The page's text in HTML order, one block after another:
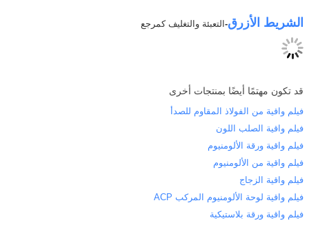
الشريط الأزرق- التعبئة والتغليف كمرجع
قد تكون مهتمًا أيضًا بمنتجات أخرى
فيلم واقية من الفولاذ المقاوم للصدأ
فيلم واقية الصلب اللون
فيلم واقية ورقة الألومنيوم
فيلم واقية من الألومنيوم
فيلم واقية الزجاج
فيلم واقية لوحة الألومنيوم المركب ACP
فيلم واقية ورقة بلاستيكية